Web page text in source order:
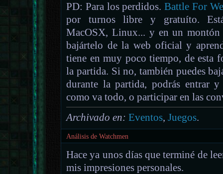
PD: Para los perdidos.Battle For
por turnos libre y gratuíto.
MacOSX, Linux... y en un montón
bajártelo de la web oficial y
tiene en muy poco tiempo, de esta
la partida. Si no, también puedes
durante la partida, podrás entrar
como va todo, o participar en las
Archivado en: Eventos,Juegos.
Análisis de Watchmen
Hace ya unos días que terminé de
mis impresiones personales.